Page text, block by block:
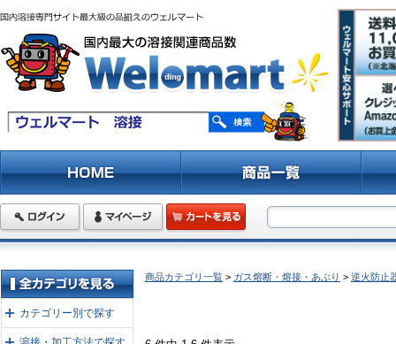
カテゴリー別で探す
商品カテゴリ一覧 > ガス熔断・熔接・あぶり > 逆火防止